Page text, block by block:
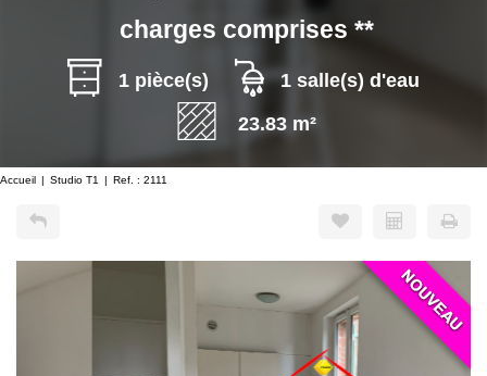
charges comprises **
1 pièce(s)
1 salle(s) d'eau
23.83 m²
Accueil Studio T1 Ref. : 2111